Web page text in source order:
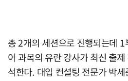
총 2개의 세션으로 진행되는데
어 과목의 유란 강사가 최신 출
석한다. 대입 컨설팅 전문가 박